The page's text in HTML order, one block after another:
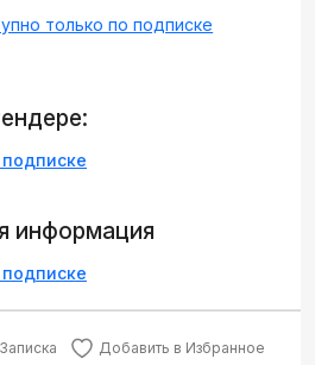
только по подписке
информация
Записка Добавить в Избранное